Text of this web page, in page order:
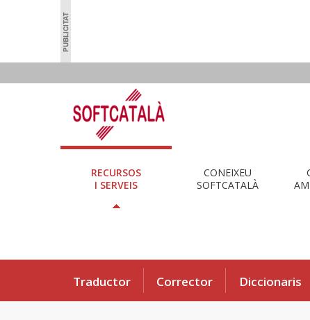
RECURSOS
I SERVEIS
CONEIXEU
SOFTCATALÀ
Traductor Corrector Diccionaris